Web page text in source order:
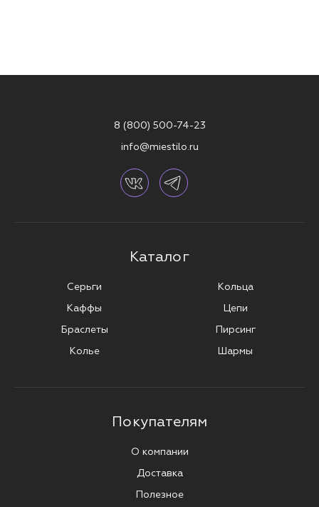
8 (800) 500-74-23
info@miestilo.ru
Каталог
Серьги
Каффы
Браслеты
Колье
Кольца
Цепи
Пирсинг
Шармы
Покупателям
О компании
Доставка
Полезное